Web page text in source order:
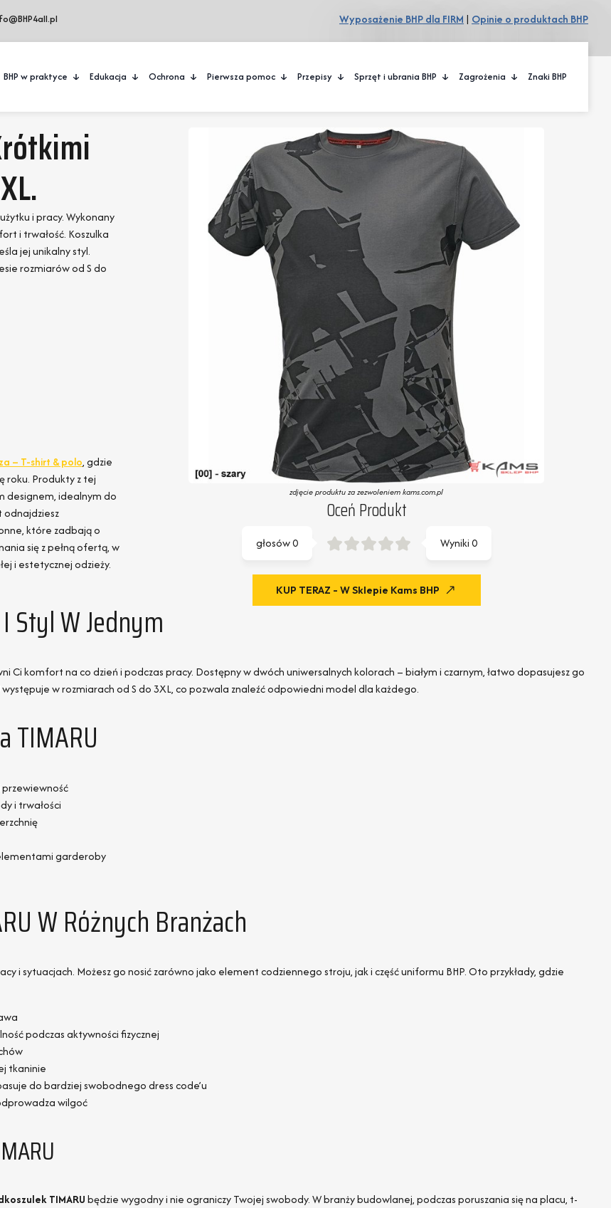
Wyposażenie BHP dla FIRM | Opinie o produktach BHP
BHP w praktyce Edukacja Ochrona Pierwsza pomoc Przepisy Sprzęt i ubrania BHP Zagrożenia Znaki BHP
i pracy. Wykonany
i trwałość. Koszulka
jej unikalny styl.
rozmiarów od S do
– T-shirt & polo, gdzie
roku. Produkty z tej
designem, idealnym do
które zadbają o
się z pełną ofertą, w
i estetycznej odzieży.
zdjęcie produktu za zezwoleniem kams.com.pl
Oceń Produkt
Wyniki0
głosów0
KUP TERAZ - W Sklepie Kams BHP
Styl W Jednym
Ci komfort na co dzień i podczas pracy. Dostępny w dwóch uniwersalnych kolorach – białym i czarnym, łatwo dopasujesz go
występuje w rozmiarach od S do 3XL, co pozwala znaleźć odpowiedni model dla każdego.
TIMARU
przewiewność
i trwałości
garderoby
W Różnych Branżach
i sytuacjach. Możesz go nosić zarówno jako element codziennego stroju, jak i część uniformu BHP. Oto przykłady, gdzie
podczas aktywności fizycznej
tkaninie
do bardziej swobodnego dress code’u
wilgoć
TIMARUbędzie wygodny i nie ograniczy Twojej swobody. W branży budowlanej, podczas poruszania się na placu, t-